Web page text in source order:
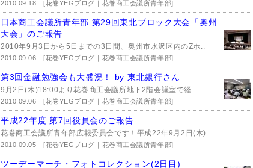
2010.09.18[花巻YEGブログ｜花巻商工会議所青年部]
日本商工会議所青年部 第29回東北ブロック大会「奥州
大会」のご報告
2010年9月3日から5日までの3日間、奥州市水沢区内のZホ..
2010.09.06[花巻YEGブログ｜花巻商工会議所青年部]
第3回金融勉強会も大盛況！ by 東北銀行さん
9月2日(木)18:00より花巻商工会議所地下2階会議室で経..
2010.09.06[花巻YEGブログ｜花巻商工会議所青年部]
平成22年度 第7回役員会のご報告
花巻商工会議所青年部広報委員会です！平成22年9月2日(木)..
2010.09.05[花巻YEGブログ｜花巻商工会議所青年部]
ツーデーマーチ・フォトコレクション(2日目)